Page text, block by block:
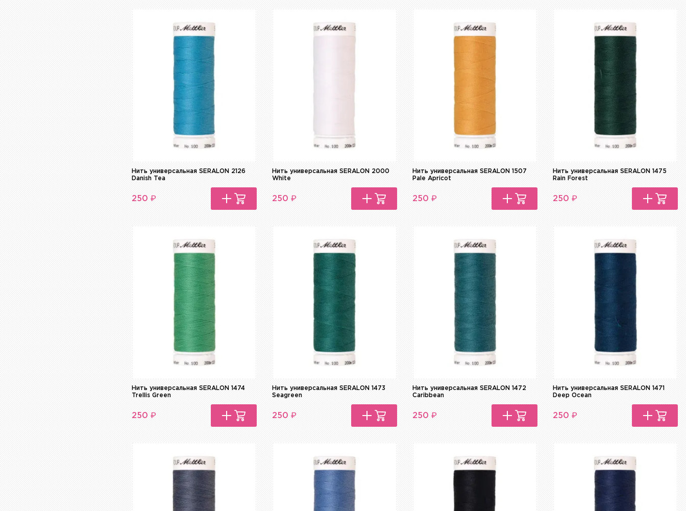
Нить универсальная SERALON 2126
Danish Tea
250₽
Нить универсальная SERALON 2000
White
250₽
Нить универсальная SERALON 1507
Pale Apricot
250₽
Нить универсальная SERALON 1475
Rain Forest
250₽
Нить универсальная SERALON 1474
Trellis Green
250₽
Нить универсальная SERALON 1473
Seagreen
250₽
Нить универсальная SERALON 1472
Caribbean
250₽
Нить универсальная SERALON 1471
Deep Ocean
250₽